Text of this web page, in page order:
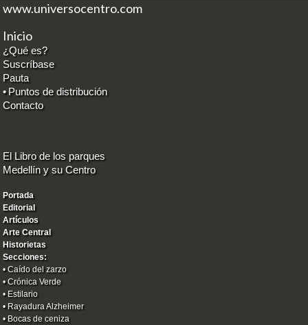
www.universocentro.com
Inicio
¿Qué es?
Suscríbase
Pauta
• Puntos de distribución
Contacto
El Libro de los parques
Medellín y su Centro
Portada
Editorial
Artículos
Arte Central
Historietas
Secciones:
•Caído del zarzo
•Crónica Verde
• Estilario
• Rayadura Alzheimer
• Bocas de ceniza